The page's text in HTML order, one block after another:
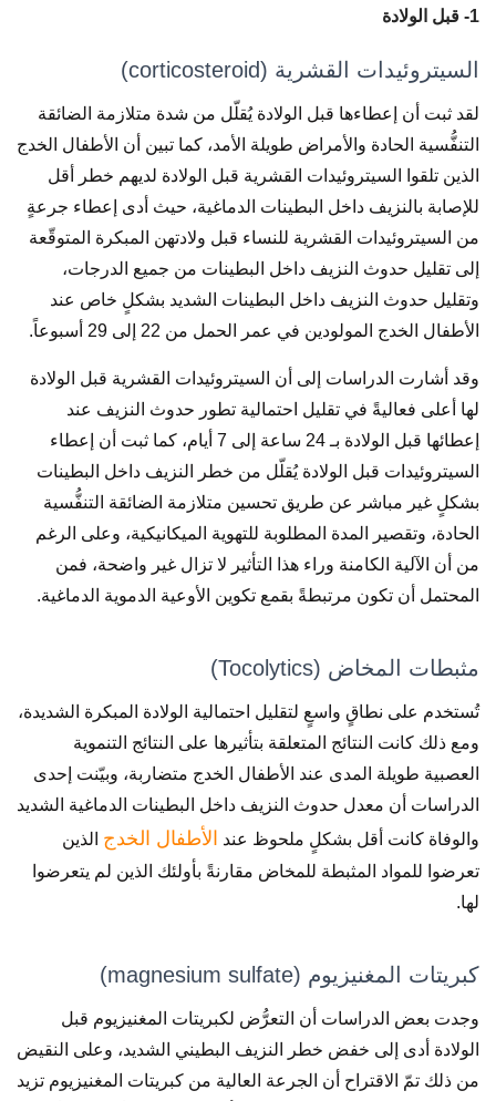
1- قبل الولادة
السيتروئيدات القشرية (corticosteroid)
لقد ثبت أن إعطاءها قبل الولادة يُقلّل من شدة متلازمة الضائقة
التنفُّسية الحادة والأمراض طويلة الأمد، كما تبين أن الأطفال الخدج
الذين تلقوا السيتروئيدات القشرية قبل الولادة لديهم خطر أقل
للإصابة بالنزيف داخل البطينات الدماغية، حيث أدى إعطاء جرعةٍ
من السيتروئيدات القشرية للنساء قبل ولادتهن المبكرة المتوقّعة
إلى تقليل حدوث النزيف داخل البطينات من جميع الدرجات،
وتقليل حدوث النزيف داخل البطينات الشديد بشكلٍ خاص عند
الأطفال الخدج المولودين في عمر الحمل من 22 إلى 29 أسبوعاً.
وقد أشارت الدراسات إلى أن السيتروئيدات القشرية قبل الولادة
لها أعلى فعاليةً في تقليل احتمالية تطور حدوث النزيف عند
إعطائها قبل الولادة بـ 24 ساعة إلى 7 أيام، كما ثبت أن إعطاء
السيتروئيدات قبل الولادة يُقلّل من خطر النزيف داخل البطينات
بشكلٍ غير مباشر عن طريق تحسين متلازمة الضائقة التنفُّسية
الحادة، وتقصير المدة المطلوبة للتهوية الميكانيكية، وعلى الرغم
من أن الآلية الكامنة وراء هذا التأثير لا تزال غير واضحة، فمن
المحتمل أن تكون مرتبطةً بقمع تكوين الأوعية الدموية الدماغية.
مثبطات المخاض (Tocolytics)
تُستخدم على نطاقٍ واسعٍ لتقليل احتمالية الولادة المبكرة الشديدة،
ومع ذلك كانت النتائج المتعلقة بتأثيرها على النتائج التنموية
العصبية طويلة المدى عند الأطفال الخدج متضاربة، وبيّنت إحدى
الدراسات أن معدل حدوث النزيف داخل البطينات الدماغية الشديد
والوفاة كانت أقل بشكلٍ ملحوظ عند
الأطفال الخدج الذين
تعرضوا للمواد المثبطة للمخاض مقارنةً بأولئك الذين لم يتعرضوا
لها.
كبريتات المغنيزيوم (magnesium sulfate)
وجدت بعض الدراسات أن التعرُّض لكبريتات المغنيزيوم قبل
الولادة أدى إلى خفض خطر النزيف البطيني الشديد، وعلى النقيض
من ذلك تمّ الاقتراح أن الجرعة العالية من كبريتات المغنيزيوم تزيد